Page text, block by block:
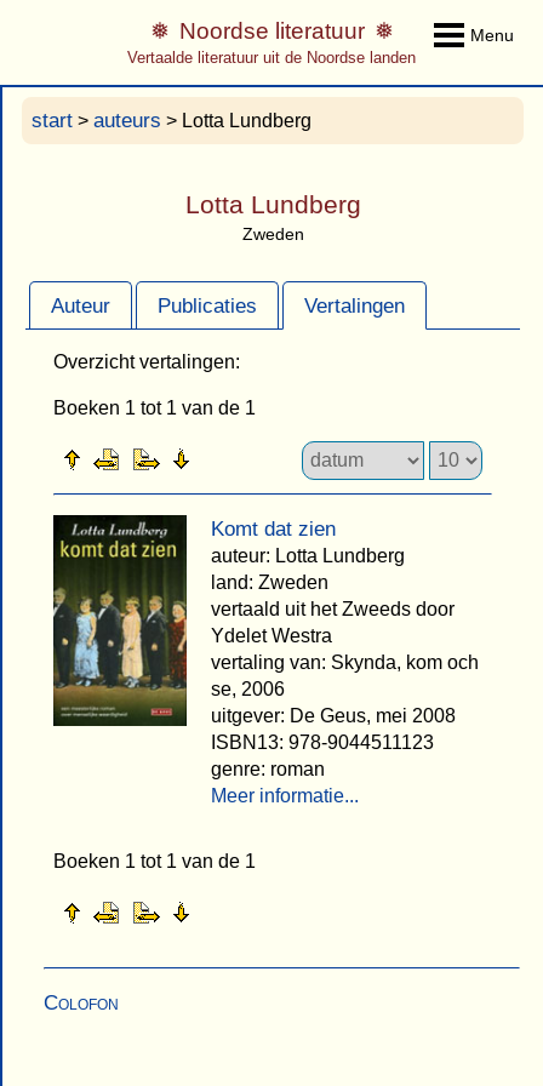
Menu
Noordse literatuur
Vertaalde literatuur uit de Noordse landen
start > auteurs > Lotta Lundberg
Lotta Lundberg
Zweden
Auteur Publicaties Vertalingen
Overzicht vertalingen:
Boeken 1 tot 1 van de 1
Komt dat zien
auteur: Lotta Lundberg
land: Zweden
vertaald uit het Zweeds door
Ydelet Westra
vertaling van: Skynda, kom och
se, 2006
uitgever: De Geus, mei 2008
ISBN13: 978-9044511123
genre: roman
Meer informatie...
Boeken 1 tot 1 van de 1
Colofon